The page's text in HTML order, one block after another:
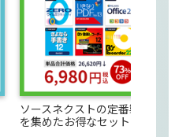
ソースネクストの定番製品
を集めたお得なセット